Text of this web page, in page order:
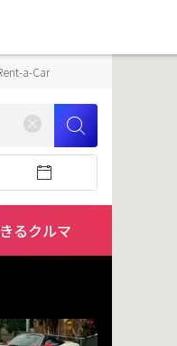
a-Car
るクルマ